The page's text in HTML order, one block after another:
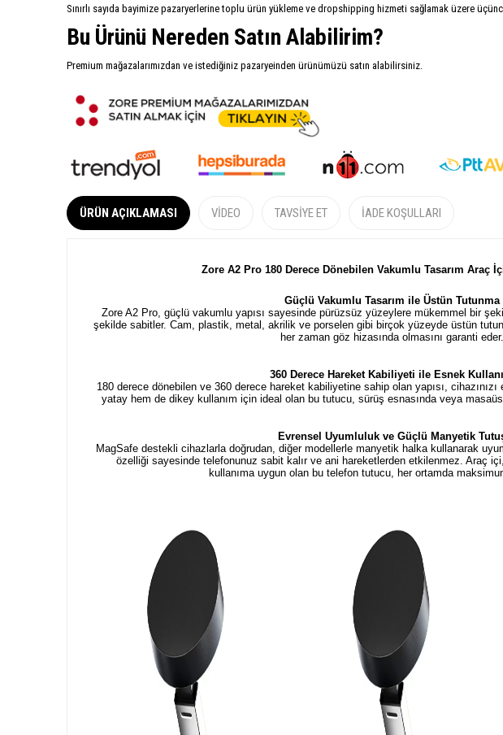
Sınırlı sayıda bayimize pazaryerlerine toplu ürün yükleme ve dropshipping hizmeti sağlamak üzere
Bu Ürünü Nereden Satın Alabilirim?
Premium mağazalarımızdan ve istediğiniz pazaryeinden ürünümüzü satın alabilirsiniz.
ÜRÜN AÇIKLAMASI VIDEO TAVSIYE ET İADE KOŞULLARI
Zore A2 Pro 180 Derece Dönebilen Vakumlu Tasarım Araç
Güçlü Vakumlu Tasarım ile Üstün Tutunma
Zore A2 Pro, güçlü vakumlu yapısı sayesinde pürüzsüz yüzeylere mükemmel bir
şekilde sabitler. Cam, plastik, metal, akrilik ve porselen gibi birçok yüzeyde üstün
her zaman göz hizasında olmasını garanti eder.
360 Derece Hareket Kabiliyeti ile Esnek
180 derece dönebilen ve 360 derece hareket kabiliyetine sahip olan yapısı,
yatay hem de dikey kullanım için ideal olan bu tutucu, sürüş esnasında veya
Evrensel Uyumluluk ve Güçlü Manyetik
MagSafe destekli cihazlarla doğrudan, diğer modellerle manyetik halka kullanarak
özelliği sayesinde telefonunuz sabit kalır ve ani hareketlerden etkilenmez. Araç
kullanıma uygun olan bu telefon tutucu, her ortamda